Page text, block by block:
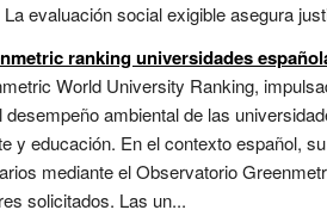
evaluación social exigible asegura
ranking universidades
World University Ranking,
desempeño ambiental de las
y educación. En el contexto español,
mediante el Observatorio
solicitados. Las un...